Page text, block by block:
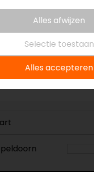
Alles afwijzen
Selectie toestaan
Alles accepteren